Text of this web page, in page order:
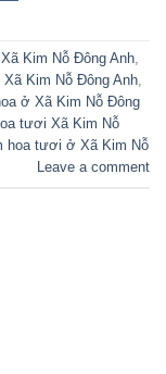
Kim Nỗ Đông Anh
Kim Nỗ Đông Anh
ở Xã Kim Nỗ Đông
tươi Xã Kim Nỗ
hoa tươi ở Xã Kim Nỗ
Leave a comment